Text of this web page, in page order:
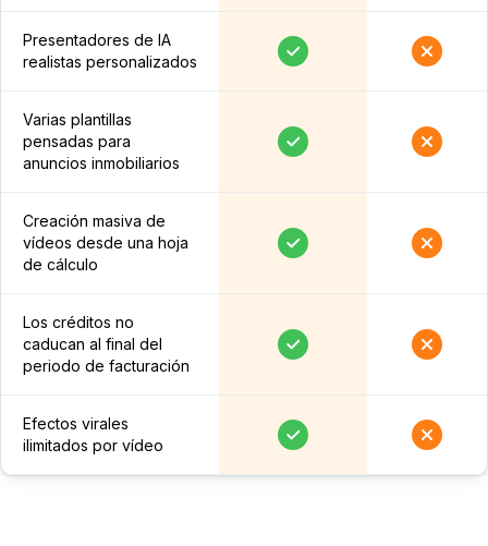
Presentadores de IA
realistas personalizados
Varias plantillas
pensadas para
anuncios inmobiliarios
Creación masiva de
vídeos desde una hoja
de cálculo
Los créditos no
caducan al final del
periodo de facturación
Efectos virales
ilimitados por vídeo